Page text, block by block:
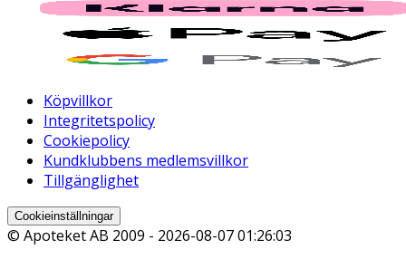
Köpvillkor
Integritetspolicy
Cookiepolicy
Kundklubbens medlemsvillkor
Tillgänglighet
Cookieinställningar
© Apoteket AB 2009 - 2026-08-07 01:26:03